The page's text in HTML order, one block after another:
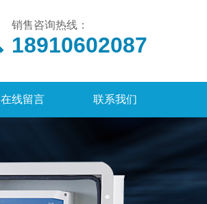
销售咨询热线：
18910602087
在线留言 联系我们